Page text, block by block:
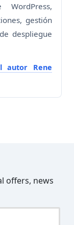
gestión
despliegue
autor Rene
offers, news